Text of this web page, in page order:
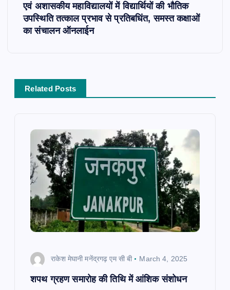
g
एवं अशासकीय महाविद्यालयों में विद्यार्थियों की भौतिक
उपस्थिति तत्काल प्रभाव से प्रतिबधिंत, समस्त कक्षाओं
का संचालन ऑनलाईन
Related Posts
राकेश मेघानी मनेंद्रगढ़ एम सी बी March 4, 2025
शपथ ग्रहण समारोह की तिथि में आंशिक संशोधन